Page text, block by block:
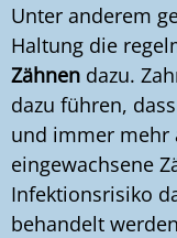
Unter anderem
Haltung die
Zähnen dazu.
dazu führen,
und immer mehr
eingewachsene
Infektionsrisiko
behandelt